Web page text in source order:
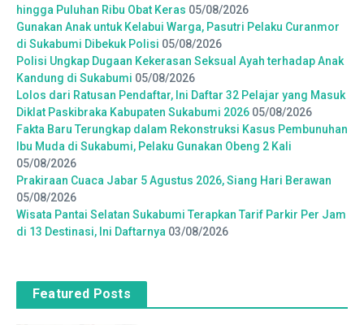
hingga Puluhan Ribu Obat Keras 05/08/2026
Gunakan Anak untuk Kelabui Warga, Pasutri Pelaku Curanmor
di Sukabumi Dibekuk Polisi 05/08/2026
Polisi Ungkap Dugaan Kekerasan Seksual Ayah terhadap Anak
Kandung di Sukabumi 05/08/2026
Lolos dari Ratusan Pendaftar, Ini Daftar 32 Pelajar yang Masuk
Diklat Paskibraka Kabupaten Sukabumi 2026 05/08/2026
Fakta Baru Terungkap dalam Rekonstruksi Kasus Pembunuhan
Ibu Muda di Sukabumi, Pelaku Gunakan Obeng 2 Kali
05/08/2026
Prakiraan Cuaca Jabar 5 Agustus 2026, Siang Hari Berawan
05/08/2026
Wisata Pantai Selatan Sukabumi Terapkan Tarif Parkir Per Jam
di 13 Destinasi, Ini Daftarnya 03/08/2026
Featured Posts